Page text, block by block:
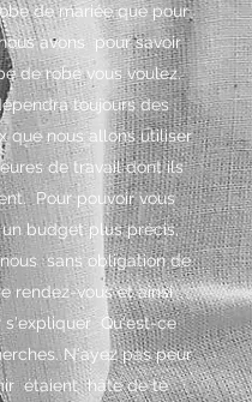
de mariée que pour
avons pour savoir
de robe vous voulez.
toujours des
que nous allons utiliser
de travail dont ils
Pour pouvoir vous
budget plus précis,
sans obligation de
rendez-vous et ainsi
s'expliquer Qu'est-ce
N'ayez pas peur
étaient hâte de te